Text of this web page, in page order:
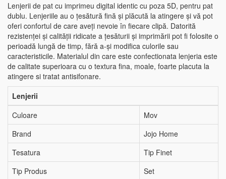
Lenjerii de pat cu imprimeu digital identic cu poza 5D, pentru pat
dublu. Lenjeriile au o țesătură fină și plăcută la atingere și vă pot
oferi confortul de care aveți nevoie în fiecare clipă. Datorită
rezistenței și calității ridicate a țesăturii și imprimării pot fi folosite o
perioadă lungă de timp, fără a-și modifica culorile sau
caracteristicile. Materialul din care este confectionata lenjeria este
de calitate superioara cu o textura fina, moale, foarte placuta la
atingere si tratat antisifonare.
Lenjerii
Culoare
Mov
Brand
Jojo Home
Tesatura
Tip Finet
Tip Produs
Set